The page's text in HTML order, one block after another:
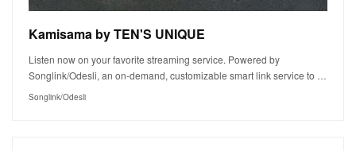
Kamisama by TEN'S UNIQUE
Listen now on your favorite streaming service. Powered by
Songlink/Odesli, an on-demand, customizable smart link service to …
Songlink/Odesli